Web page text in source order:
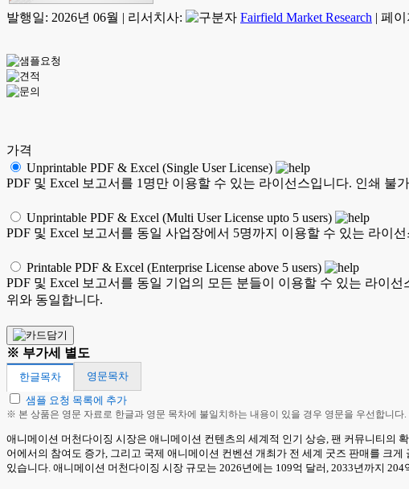
발행일: 2026년 06월 | 리서치사: Fairfield Market Research | 페이
가격
Unprintable PDF & Excel (Single User License)
PDF 및 Excel 보고서를 1명만 이용할 수 있는 라이선스입니다. 인쇄 불
Unprintable PDF & Excel (Multi User License upto 5 users)
PDF 및 Excel 보고서를 동일 사업장에서 5명까지 이용할 수 있는 라이
Printable PDF & Excel (Enterprise License above 5 users)
PDF 및 Excel 보고서를 동일 기업의 모든 분들이 이용할 수 있는 라이
위와 동일합니다.
※ 부가세 별도
한글목차
영문목차
샘플 요청 목록에 추가
※ 본 상품은 영문 자료로 한글과 영문 목차에 불일치하는 내용이 있을 경우 영문을 우선합니
애니메이션 머천다이징 시장은 애니메이션 컨텐츠의 세계적 인기 상승, 팬 커뮤니티의
어에서의 참여도 증가, 그리고 국제 애니메이션 컨벤션 개최가 전 세계 굿즈 판매를 크
있습니다. 애니메이션 머천다이징 시장 규모는 2026년에는 109억 달러, 2033년까지